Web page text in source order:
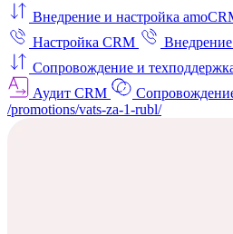
Внедрение и настройка
Настройка CRM
Сопровождение и
Аудит CRM
/promotions/vats-za-1-rubl/